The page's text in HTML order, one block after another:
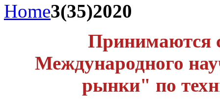
Home3(35)2020
Принимаются
Международного
рынки" по